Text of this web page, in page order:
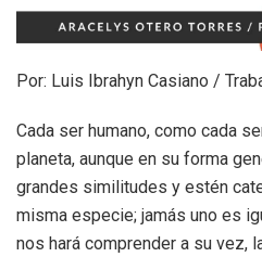
Por: Luis Ibrahyn Casiano /
Cada ser humano, como cada
planeta, aunque en su forma
grandes similitudes y estén
misma especie; jamás uno es
nos hará comprender a su vez,